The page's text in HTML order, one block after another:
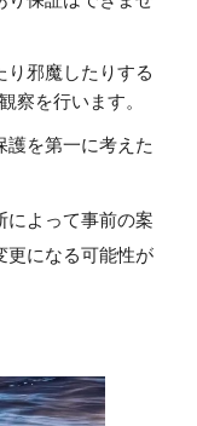
り邪魔したりする
察を行います。
護を第一に考えた
によって事前の案
更になる可能性が